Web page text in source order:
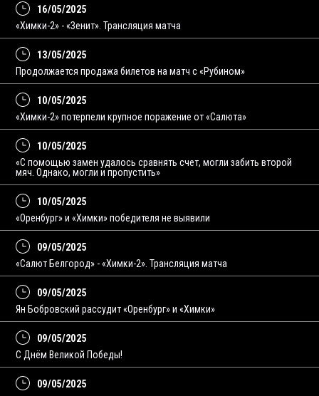
16/05/2025
«Химки-2» - «Зенит». Трансляция матча
13/05/2025
Продолжается продажа билетов на матч с «Рубином»
10/05/2025
«Химки-2» потерпели крупное поражение от «Салюта»
10/05/2025
«С помощью замен удалось сравнять счет, могли забить второй
мяч. Однако, могли и пропустить»
10/05/2025
«Оренбург» и «Химки» победителя не выявили
09/05/2025
«Салют Белгород» - «Химки-2». Трансляция матча
09/05/2025
Ян Бобровский рассудит «Оренбург» и «Химки»
09/05/2025
С Днём Великой Победы!
09/05/2025